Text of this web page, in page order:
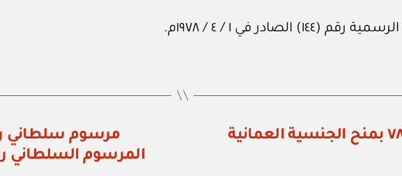
في ١ / ٤ / ١٩٧٨م.
مرسوم سلطاني رقم ٩ / ٧٨ بمنح الجنسية العمانية